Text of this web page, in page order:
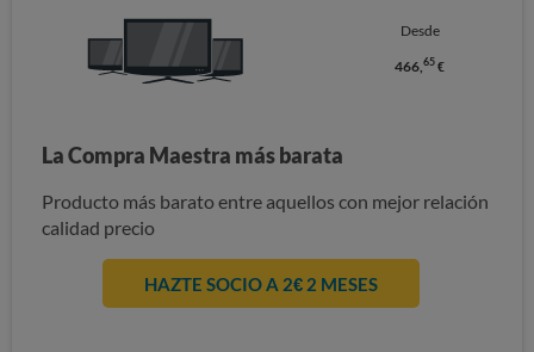
Desde
466,65 €
La Compra Maestra más barata
Producto más barato entre aquellos con mejor relación
calidad precio
HAZTE SOCIO A 2€ 2 MESES